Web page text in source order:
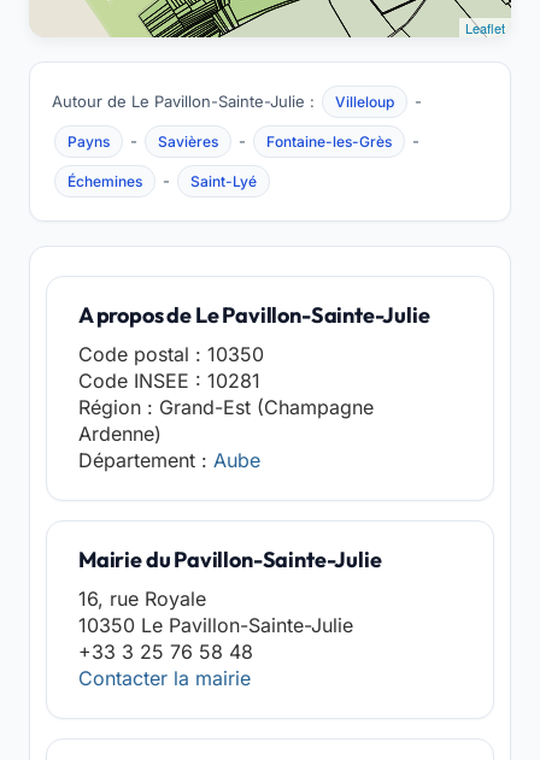
Leaflet
Autour de Le Pavillon-Sainte-Julie : Villeloup -
Payns - Savières - Fontaine-les-Grès -
Échemines - Saint-Lyé
A propos de Le Pavillon-Sainte-Julie
Code postal : 10350
Code INSEE : 10281
Région : Grand-Est (Champagne
Ardenne)
Département : Aube
Mairie du Pavillon-Sainte-Julie
16, rue Royale
10350 Le Pavillon-Sainte-Julie
+33 3 25 76 58 48
Contacter la mairie